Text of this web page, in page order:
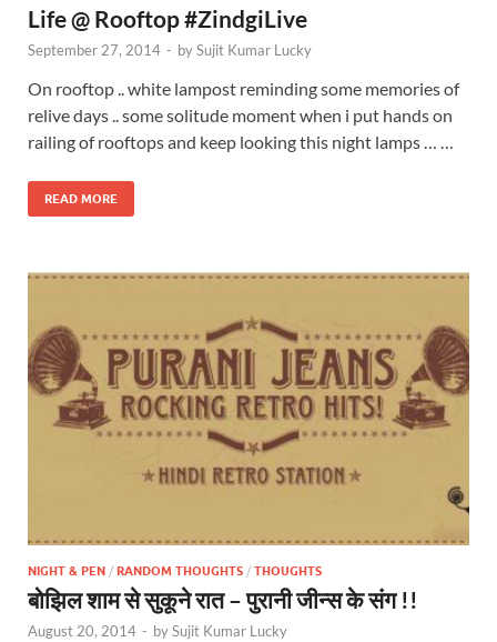
Life @ Rooftop #ZindgiLive
September 27, 2014 - bySujit Kumar Lucky
On rooftop .. white lampost reminding some memories of
relive days .. some solitude moment when i put hands on
railing of rooftops and keep looking this night lamps … …
READ MORE
NIGHT & PEN / RANDOM THOUGHTS / THOUGHTS
बोझिल शाम से सुकूने रात – पुरानी जीन्स के संग !!
August 20, 2014 - bySujit Kumar Lucky